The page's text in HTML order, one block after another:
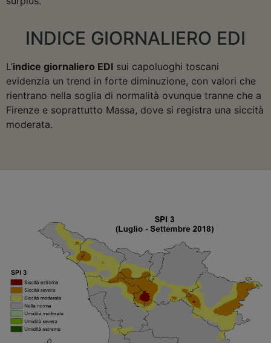
INDICE GIORNALIERO EDI
L’indice giornaliero EDI sui capoluoghi toscani
evidenzia un trend in forte diminuzione, con valori che
rientrano nella soglia di normalità ovunque tranne che a
Firenze e soprattutto Massa, dove si registra una siccità
moderata.